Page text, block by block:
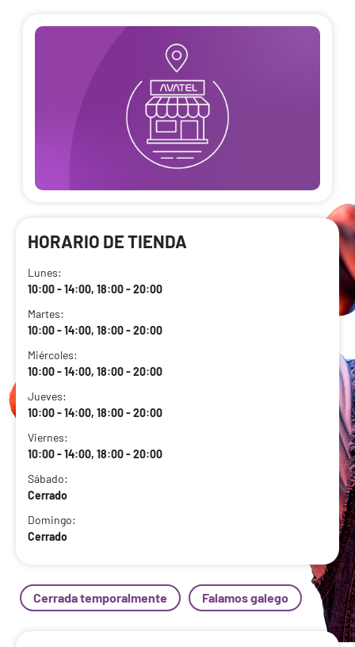
HORARIO DE TIENDA
Lunes:
10:00 - 14:00, 18:00 - 20:00
Martes:
10:00 - 14:00, 18:00 - 20:00
Miércoles:
10:00 - 14:00, 18:00 - 20:00
Jueves:
10:00 - 14:00, 18:00 - 20:00
Viernes:
10:00 - 14:00, 18:00 - 20:00
Sábado:
Cerrado
Domingo:
Cerrado
Cerrada temporalmente Falamos galego